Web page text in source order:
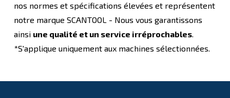
nos normes et spécifications élevées et représentent
notre marque SCANTOOL - Nous vous garantissons
ainsi une qualité et un service irréprochables.
*S'applique uniquement aux machines sélectionnées.